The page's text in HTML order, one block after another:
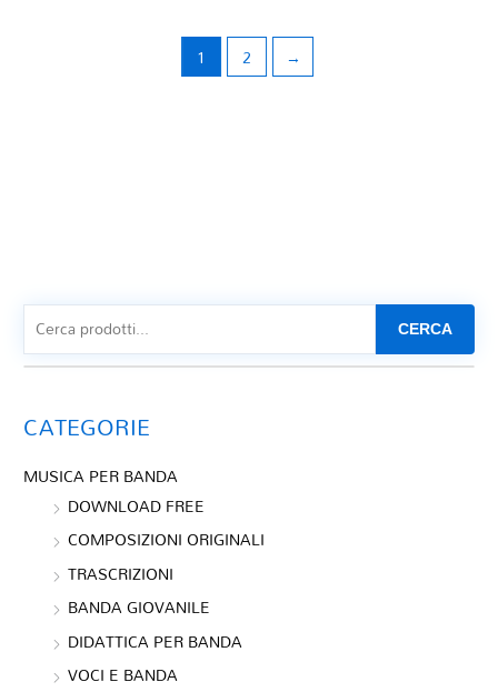
1 2 →
CERCA
CATEGORIE
MUSICA PER BANDA
DOWNLOAD FREE
COMPOSIZIONI ORIGINALI
TRASCRIZIONI
BANDA GIOVANILE
DIDATTICA PER BANDA
VOCI E BANDA